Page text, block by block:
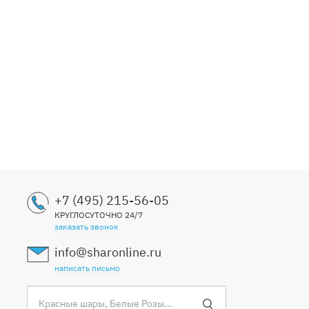
+7 (495) 215-56-05
КРУГЛОСУТОЧНО 24/7
заказать звонок
info@sharonline.ru
написать письмо